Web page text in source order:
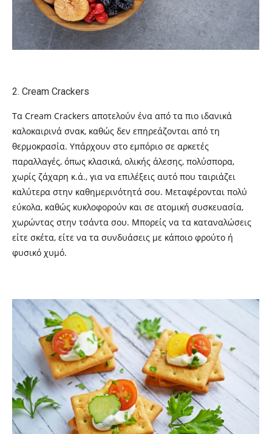
2. Cream Crackers
Τα Cream Crackers αποτελούν ένα από τα πιο ιδανικά
καλοκαιρινά σνακ, καθώς δεν επηρεάζονται από τη
θερμοκρασία. Υπάρχουν στο εμπόριο σε αρκετές
παραλλαγές, όπως κλασικά, ολικής άλεσης, πολύσπορα,
χωρίς ζάχαρη κ.ά., για να επιλέξεις αυτό που ταιριάζει
καλύτερα στην καθημερινότητά σου. Μεταφέρονται πολύ
εύκολα, καθώς κυκλοφορούν και σε ατομική συσκευασία,
χωρώντας στην τσάντα σου. Μπορείς να τα καταναλώσεις
είτε σκέτα, είτε να τα συνδυάσεις με κάποιο φρούτο ή
φυσικό χυμό.